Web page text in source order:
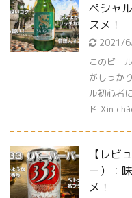
ペシャ
スメ！
2021/
このビー
がしっか
ル初心者
ド Xin
【レビ
ー）：
メ！